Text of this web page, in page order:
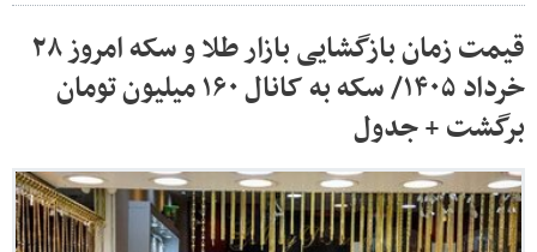
قیمت زمان بازگشایی بازار طلا و سکه امروز ۲۸
خرداد ۱۴۰۵/ سکه به کانال ۱۶۰ میلیون تومان
برگشت + جدول